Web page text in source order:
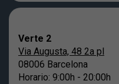
Verte 2
Via Augusta, 48 2a pl
08006 Barcelona
Horario: 9:00h - 20:00h